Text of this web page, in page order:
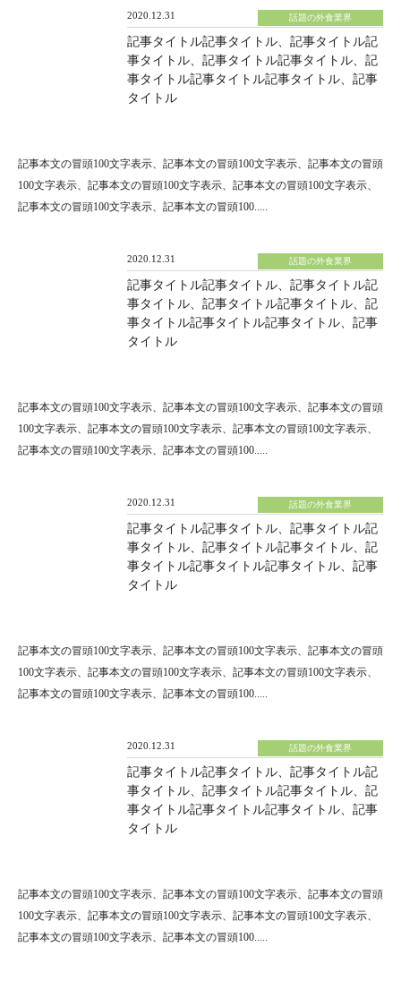
2020.12.31 話題の外食業界
記事タイトル記事タイトル、記事タイトル記
事タイトル、記事タイトル記事タイトル、記
事タイトル記事タイトル記事タイトル、記事
タイトル
記事本文の冒頭100文字表示、記事本文の冒頭100文字表示、記事本文の冒頭
100文字表示、記事本文の冒頭100文字表示、記事本文の冒頭100文字表示、
記事本文の冒頭100文字表示、記事本文の冒頭100.....
2020.12.31 話題の外食業界
記事タイトル記事タイトル、記事タイトル記
事タイトル、記事タイトル記事タイトル、記
事タイトル記事タイトル記事タイトル、記事
タイトル
記事本文の冒頭100文字表示、記事本文の冒頭100文字表示、記事本文の冒頭
100文字表示、記事本文の冒頭100文字表示、記事本文の冒頭100文字表示、
記事本文の冒頭100文字表示、記事本文の冒頭100.....
2020.12.31 話題の外食業界
記事タイトル記事タイトル、記事タイトル記
事タイトル、記事タイトル記事タイトル、記
事タイトル記事タイトル記事タイトル、記事
タイトル
記事本文の冒頭100文字表示、記事本文の冒頭100文字表示、記事本文の冒頭
100文字表示、記事本文の冒頭100文字表示、記事本文の冒頭100文字表示、
記事本文の冒頭100文字表示、記事本文の冒頭100.....
2020.12.31 話題の外食業界
記事タイトル記事タイトル、記事タイトル記
事タイトル、記事タイトル記事タイトル、記
事タイトル記事タイトル記事タイトル、記事
タイトル
記事本文の冒頭100文字表示、記事本文の冒頭100文字表示、記事本文の冒頭
100文字表示、記事本文の冒頭100文字表示、記事本文の冒頭100文字表示、
記事本文の冒頭100文字表示、記事本文の冒頭100.....